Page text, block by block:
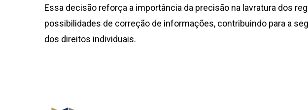
Essa decisão reforça a importância da precisão na lavratura dos
possibilidades de correção de informações, contribuindo para a
dos direitos individuais.